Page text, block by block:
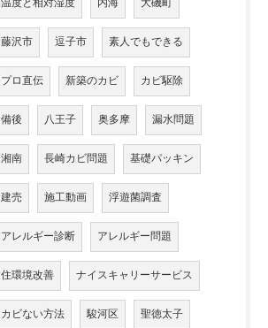
温度と相対湿度 内海 大磯町
藤沢市 逗子市 素人でもできる
プロ直伝 新築のカビ カビ駆除
備後 八王子 奥多摩 漏水問題
湘南 長崎カビ問題 基礎パッキン
建売 施工動画 浮遊菌調査
アレルギー診断 アレルギー問題
住環境改善 ナイスキャリーサービス
カビない方法 駿河区 聖徳太子